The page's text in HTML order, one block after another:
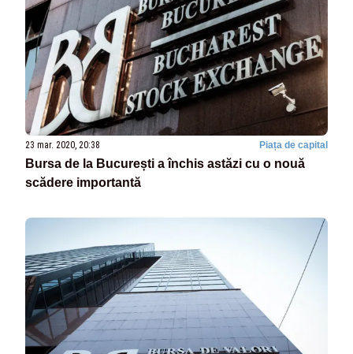
23 mar. 2020, 20:38 Piața de capital
Bursa de la București a închis astăzi cu o nouă
scădere importantă